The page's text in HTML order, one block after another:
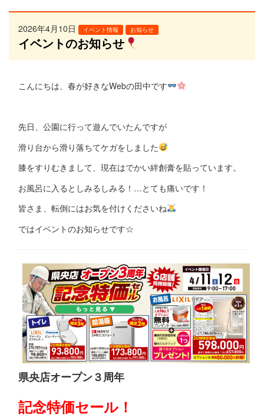
2026年4月10日 イベント情報 お知らせ
イベントのお知らせ
こんにちは、春が好きなWebの田中です
先日、公園に行って遊んでいたんですが
滑り台から滑り落ちてケガをしました
膝をすりむきまして、現在はでかい絆創膏を貼っています。
お風呂に入るとしみるしみる！…とても痛いです！
皆さま、転倒にはお気を付けくださいね
ではイベントのお知らせです☆
県央店オープン３周年
記念特価セール！